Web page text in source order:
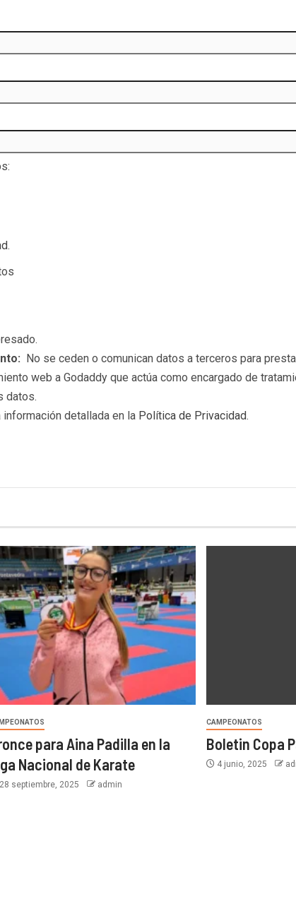
.
No se ceden o comunican datos a terceros para
web a Godaddy que actúa como encargado de
datos.
información detallada en la Política de Privacidad.
para Aina Padilla en la
Nacional de Karate
28 septiembre, 2025 admin
CAMPEONATOS
Boletin Copa
4 junio, 2025